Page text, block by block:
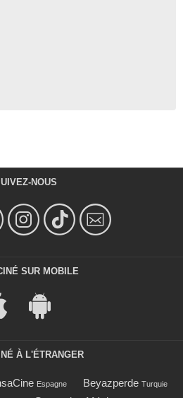
NOUS
SUR MOBILE
À L'ÉTRANGER
Espagne Beyazperde Turquie